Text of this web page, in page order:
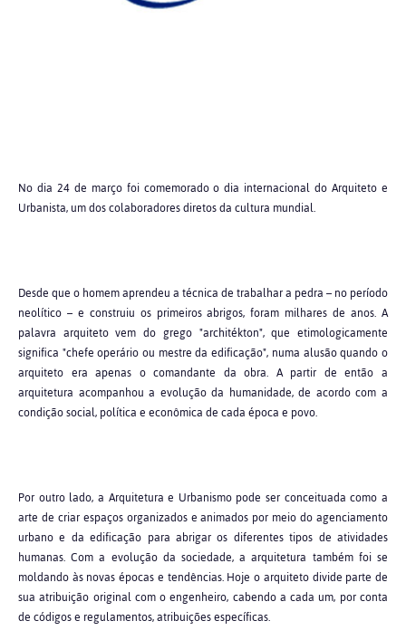
No dia 24 de março foi comemorado o dia internacional do Arquiteto e
Urbanista, um dos colaboradores diretos da cultura mundial.
Desde que o homem aprendeu a técnica de trabalhar a pedra – no período
neolítico – e construiu os primeiros abrigos, foram milhares de anos. A
palavra arquiteto vem do grego "architékton", que etimologicamente
significa "chefe operário ou mestre da edificação", numa alusão quando o
arquiteto era apenas o comandante da obra. A partir de então a
arquitetura acompanhou a evolução da humanidade, de acordo com a
condição social, política e econômica de cada época e povo.
Por outro lado, a Arquitetura e Urbanismo pode ser conceituada como a
arte de criar espaços organizados e animados por meio do agenciamento
urbano e da edificação para abrigar os diferentes tipos de atividades
humanas. Com a evolução da sociedade, a arquitetura também foi se
moldando às novas épocas e tendências. Hoje o arquiteto divide parte de
sua atribuição original com o engenheiro, cabendo a cada um, por conta
de códigos e regulamentos, atribuições específicas.